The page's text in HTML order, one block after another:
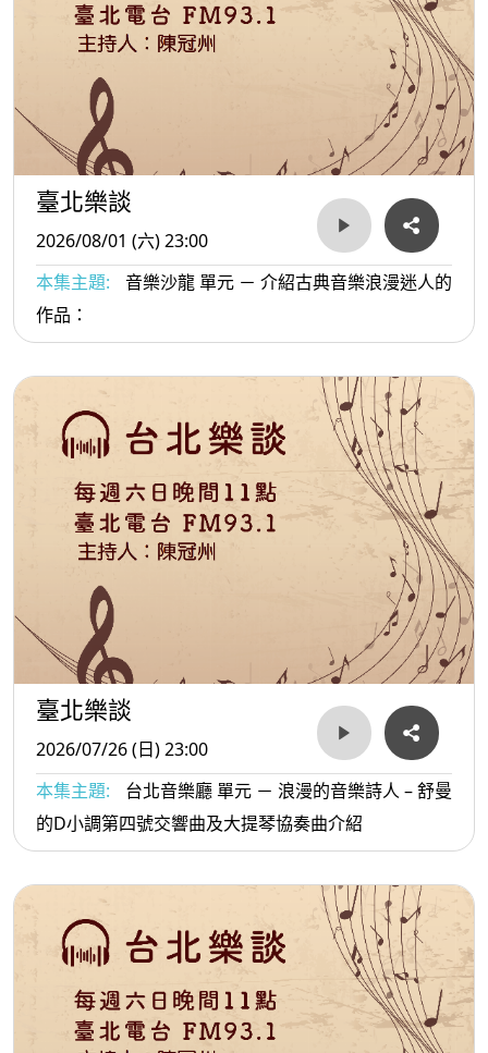
臺北樂談
2026/08/01 (六) 23:00
本集主題:
音樂沙龍 單元 － 介紹古典音樂浪漫迷人的
作品：
臺北樂談
2026/07/26 (日) 23:00
本集主題:
台北音樂廳 單元 － 浪漫的音樂詩人 – 舒曼
的D小調第四號交響曲及大提琴協奏曲介紹